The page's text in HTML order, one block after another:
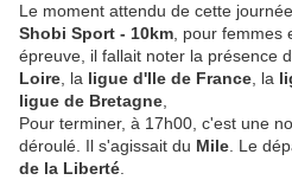
Le moment attendu de cette
Shobi Sport - 10km , pour
épreuve, il fallait noter la présence
Loire , la ligue d'Ile de France , la
ligue de Bretagne
Pour terminer, à 17h00, c'est une
déroulé. Il s'agissait du Mile . Le
de la Liberté